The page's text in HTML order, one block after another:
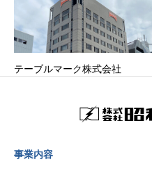
テーブルマーク株式会社
事業内容